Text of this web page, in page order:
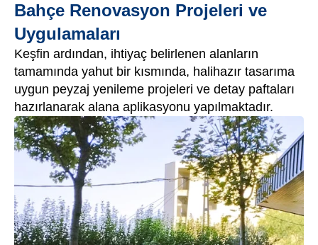
Bahçe Renovasyon Projeleri ve
Uygulamaları
Keşfin ardından, ihtiyaç belirlenen alanların
tamamında yahut bir kısmında, halihazır tasarıma
uygun peyzaj yenileme projeleri ve detay paftaları
hazırlanarak alana aplikasyonu yapılmaktadır.